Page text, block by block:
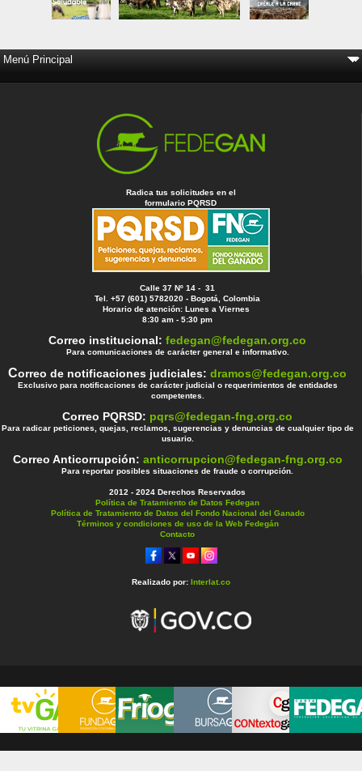
Radica tus solicitudes en el
formulario PQRSD
Calle 37 Nº 14 - 31
Tel. +57 (601) 5782020 - Bogotá, Colombia
Horario de atención: Lunes a Viernes
8:30 am - 5:30 pm
Correo institucional:fedegan@fedegan.org.co
Para comunicaciones de carácter general e informativo.
Correo de notificaciones judiciales:dramos@fedegan.org.co
Exclusivo para notificaciones de carácter judicial o requerimientos de entidades
competentes.
Correo PQRSD: pqrs@fedegan-fng.org.co
Para radicar peticiones, quejas, reclamos, sugerencias y denuncias de cualquier tipo de
usuario.
Correo Anticorrupción: anticorrupcion@fedegan-fng.org.co
Para reportar posibles situaciones de fraude o corrupción.
2012 - 2024 Derechos Reservados
Política de Tratamiento de Datos Fedegan
Política de Tratamiento de Datos del Fondo Nacional del Ganado
Términos y condiciones de uso de la Web Fedegán
Contacto
Realizado por: Interlat.co